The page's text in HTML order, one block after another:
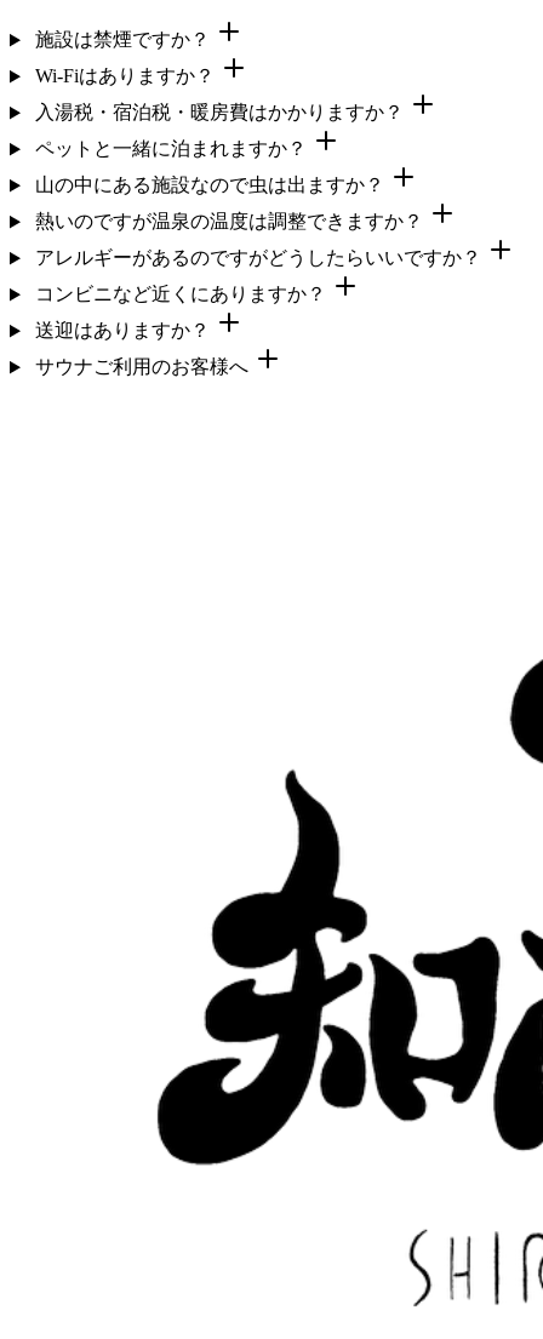
施設は禁煙ですか？
Wi-Fiはありますか？
入湯税・宿泊税・暖房費はかかりますか？
ペットと一緒に泊まれますか？
山の中にある施設なので虫は出ますか？
熱いのですが温泉の温度は調整できますか？
アレルギーがあるのですがどうしたらいいですか？
コンビニなど近くにありますか？
送迎はありますか？
サウナご利用のお客様へ